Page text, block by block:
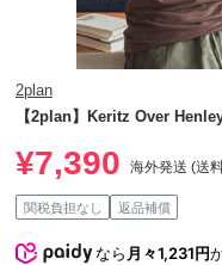
2plan
【2plan】Keritz Over
¥7,390 海外発送 (送
関税負担なし 返品補償
なら月々1,231円